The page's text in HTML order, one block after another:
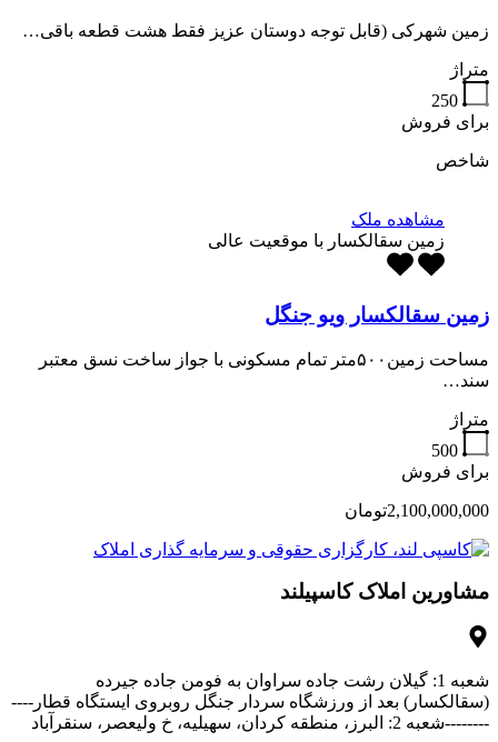
زمین شهرکی (قابل توجه دوستان عزیز فقط هشت قطعه باقی…
متراژ
250
برای فروش
شاخص
مشاهده ملک
زمین سقالکسار با موقعیت عالی
زمین سقالکسار ویو جنگل
مساحت زمین۵۰۰متر تمام مسکونی با جواز ساخت نسق معتبر
سند…
متراژ
500
برای فروش
2,100,000,000تومان
مشاورین املاک کاسپیلند
شعبه 1: گیلان رشت جاده سراوان به فومن جاده جیرده
(سقالکسار) بعد از ورزشگاه سردار جنگل روبروی ایستگاه قطار----
--------شعبه 2: البرز، منطقه کردان، سهیلیه، خ ولیعصر، سنقرآباد